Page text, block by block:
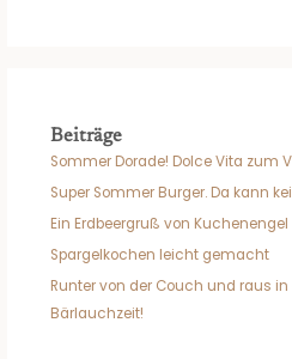
Beiträge
Sommer Dorade! Dolce Vita zum
Super Sommer Burger. Da kann
Ein Erdbeergruß von Kuchenengel
Spargelkochen leicht gemacht
Runter von der Couch und raus in
Bärlauchzeit!